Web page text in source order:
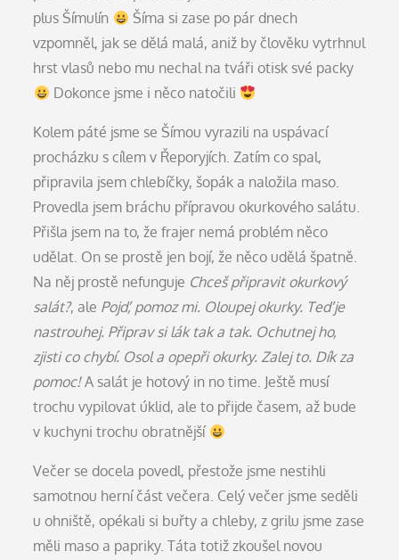
plus Šímulín
Šíma si zase po pár dnech
vzpomněl, jak se dělá malá, aniž by člověku vytrhnul
hrst vlasů nebo mu nechal na tváři otisk své packy
Dokonce jsme i něco natočili
Kolem páté jsme se Šímou vyrazili na uspávací
procházku s cílem v Řeporyjích. Zatím co spal,
připravila jsem chlebíčky, šopák a naložila maso.
Provedla jsem bráchu přípravou okurkového salátu.
Přišla jsem na to, že frajer nemá problém něco
udělat. On se prostě jen bojí, že něco udělá špatně.
Na něj prostě nefunguje Chceš připravit okurkový
salát?, ale Pojď, pomoz mi. Oloupej okurky. Teď je
nastrouhej. Připrav si lák tak a tak. Ochutnej ho,
zjisti co chybí. Osol a opepři okurky. Zalej to. Dík za
pomoc!A salát je hotový in no time. Ještě musí
trochu vypilovat úklid, ale to přijde časem, až bude
v kuchyni trochu obratnější
Večer se docela povedl, přestože jsme nestihli
samotnou herní část večera. Celý večer jsme seděli
u ohniště, opékali si buřty a chleby, z grilu jsme zase
měli maso a papriky. Táta totiž zkoušel novou